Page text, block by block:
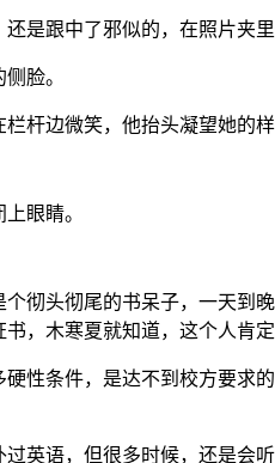
是跟中了邪似的，在照片夹
脸。
杆边微笑，他抬头凝望她的样
眼睛。
彻头彻尾的书呆子，一天到
，木寒夏就知道，这个人肯
性条件，是达不到校方要求
英语，但很多时候，还是会